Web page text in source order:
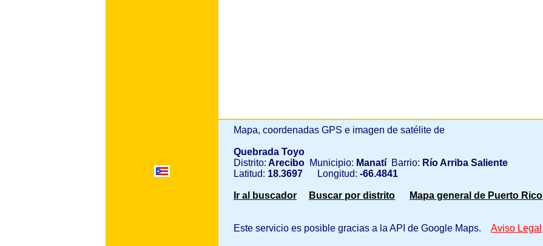
Mapa, coordenadas GPS e imagen de satélite de
Quebrada Toyo
Distrito: Arecibo Municipio: Manatí Barrio: Río Arriba Saliente
Latitud: 18.3697 Longitud: -66.4841
Ir al buscador Buscar por distrito Mapa general de Puerto Rico
Este servicio es posible gracias a la API de Google Maps. Aviso Legal